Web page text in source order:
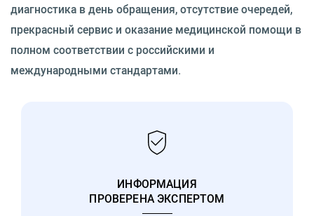
диагностика в день обращения, отсутствие очередей,
прекрасный сервис и оказание медицинской помощи в
полном соответствии с российскими и
международными стандартами.⁠
ИНФОРМАЦИЯ
ПРОВЕРЕНА ЭКСПЕРТОМ